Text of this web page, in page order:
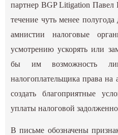
партнер BGP Litigation
течение чуть менее
амнистии налоговые
усмотрению ускорять или
бы им возможность
налогоплательщика права
создать благоприятные
уплаты налоговой
В письме обозначены